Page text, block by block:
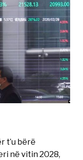
t’u bërë
në vitin 2028,